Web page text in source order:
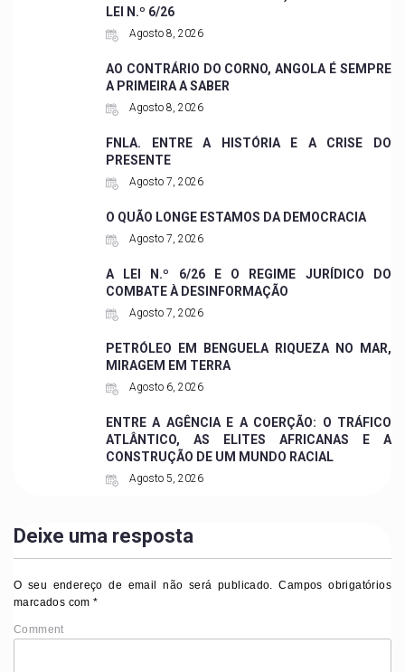
LEI N.º 6/26
Agosto 8, 2026
AO CONTRÁRIO DO CORNO, ANGOLA É SEMPRE
A PRIMEIRA A SABER
Agosto 8, 2026
FNLA. ENTRE A HISTÓRIA E A CRISE DO
PRESENTE
Agosto 7, 2026
O QUÃO LONGE ESTAMOS DA DEMOCRACIA
Agosto 7, 2026
A LEI N.º 6/26 E O REGIME JURÍDICO DO
COMBATE À DESINFORMAÇÃO
Agosto 7, 2026
PETRÓLEO EM BENGUELA RIQUEZA NO MAR,
MIRAGEM EM TERRA
Agosto 6, 2026
ENTRE A AGÊNCIA E A COERÇÃO: O TRÁFICO
ATLÂNTICO, AS ELITES AFRICANAS E A
CONSTRUÇÃO DE UM MUNDO RACIAL
Agosto 5, 2026
Deixe uma resposta
O seu endereço de email não será publicado.
Campos obrigatórios
marcados com*
Comment